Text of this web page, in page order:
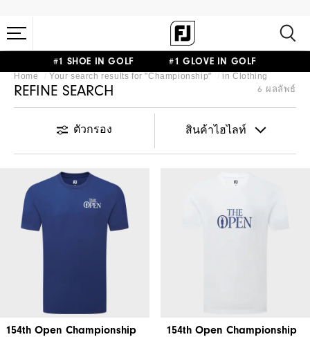
#1 SHOE IN GOLF #1 GLOVE IN GOLF
Home Your search results for "Championship" in Clothing
REFINE SEARCH 6 ผลลัพธ์
ตัวกรอง
154th Open Championship
154th Open Championship